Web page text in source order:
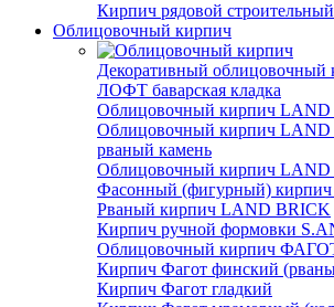
Кирпич рядовой строительный
Облицовочный кирпич
Декоративный облицовочный
ЛОФТ баварская кладка
Облицовочный кирпич
Облицовочный кирпич LAND
рваный камень
Облицовочный кирпич LAND
Фасонный (фигурный)
Рваный кирпич LAND BRICK
Кирпич ручной формовки
Облицовочный кирпич
Кирпич Фагот финский
Кирпич Фагот гладкий